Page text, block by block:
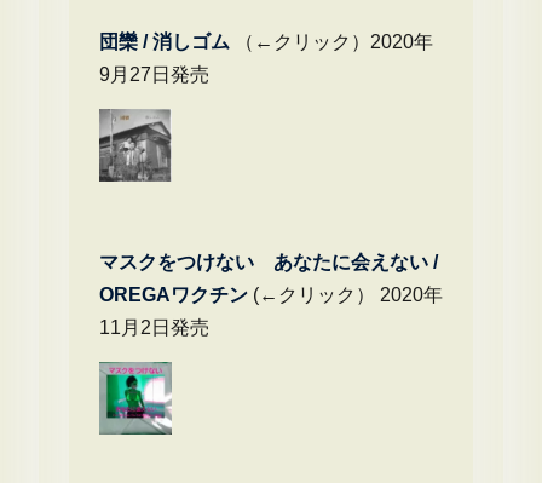
団欒 / 消しゴム （←クリック）2020年
9月27日発売
マスクをつけない あなたに会えない /
OREGAワクチン(←クリック） 2020年
11月2日発売